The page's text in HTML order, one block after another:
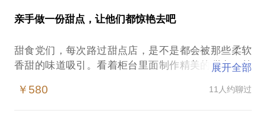
亲手做一份甜点，让他们都惊艳去吧
甜食党们，每次路过甜点店，是不是都会被那些柔软
香甜的味道吸引。看着柜台里面制作精美的甜点，甚
大上”的形象吓到，看起来好复杂的样子，我还是买比
展开全部
￥580 11人约聊过